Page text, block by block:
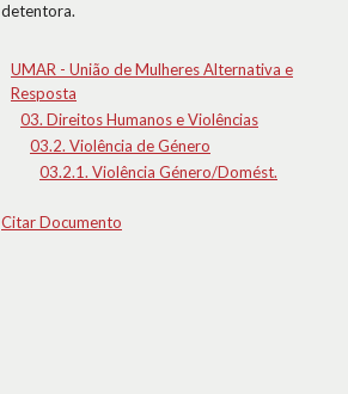
detentora.
UMAR - União de Mulheres Alternativa e
Resposta
03. Direitos Humanos e Violências
03.2. Violência de Género
03.2.1. Violência Género/Domést.
Citar Documento